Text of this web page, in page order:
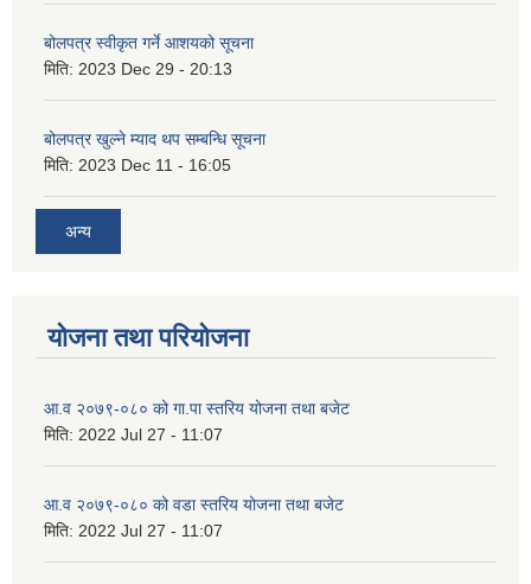
बोलपत्र स्वीकृत गर्ने आशयको सूचना
मिति: 2023 Dec 29 - 20:13
बोलपत्र खुल्ने म्याद थप सम्बन्धि सूचना
मिति: 2023 Dec 11 - 16:05
अन्य
योजना तथा परियोजना
आ.व २०७९-०८० को गा.पा स्तरिय योजना तथा बजेट
मिति: 2022 Jul 27 - 11:07
आ.व २०७९-०८० को वडा स्तरिय योजना तथा बजेट
मिति: 2022 Jul 27 - 11:07